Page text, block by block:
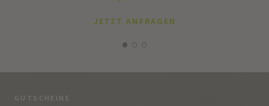
JETZT ANFRAGEN
GUTSCHEINE